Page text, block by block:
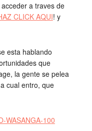
a traves de
CLICK AQUI! y
esta hablando
que
la gente se pelea
cual entro, que